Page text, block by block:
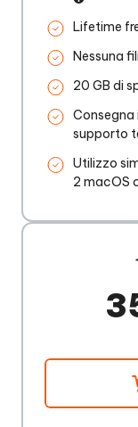
Lifetime
Nessuna
20 GB di
supporto
Utilizzo
2 macOS